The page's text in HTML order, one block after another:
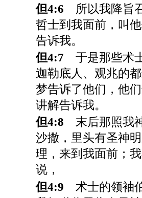
但4:6 所以我降旨
哲士到我面前，叫
告诉我。
但4:7 于是那些术
迦勒底人、观兆的
梦告诉了他们，他
讲解告诉我。
但4:8 末后那照我
沙撒，里头有圣神
理，来到我面前；
说，
但4:9 术士的领袖